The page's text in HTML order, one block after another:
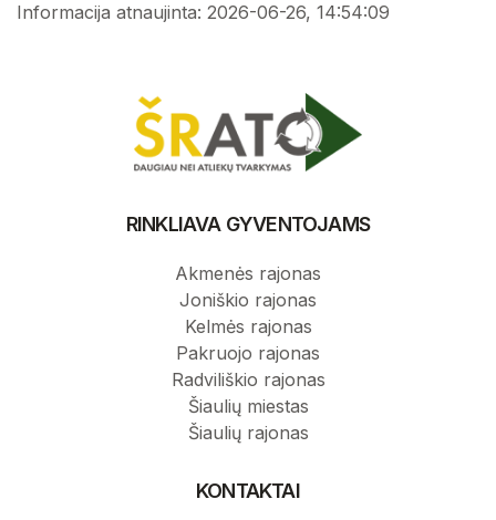
Informacija atnaujinta: 2026-06-26, 14:54:09
RINKLIAVA GYVENTOJAMS
Akmenės rajonas
Joniškio rajonas
Kelmės rajonas
Pakruojo rajonas
Radviliškio rajonas
Šiaulių miestas
Šiaulių rajonas
KONTAKTAI